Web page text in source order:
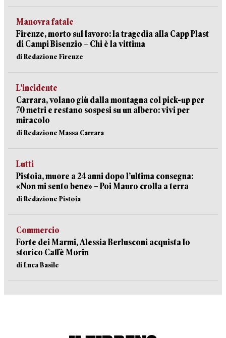
Manovra fatale
Firenze, morto sul lavoro: la tragedia alla Capp Plast
di Campi Bisenzio – Chi è la vittima
di Redazione Firenze
L’incidente
Carrara, volano giù dalla montagna col pick-up per
70 metri e restano sospesi su un albero: vivi per
miracolo
di Redazione Massa Carrara
Lutti
Pistoia, muore a 24 anni dopo l’ultima consegna:
«Non mi sento bene» – Poi Mauro crolla a terra
di Redazione Pistoia
Commercio
Forte dei Marmi, Alessia Berlusconi acquista lo
storico Caffè Morin
di Luca Basile